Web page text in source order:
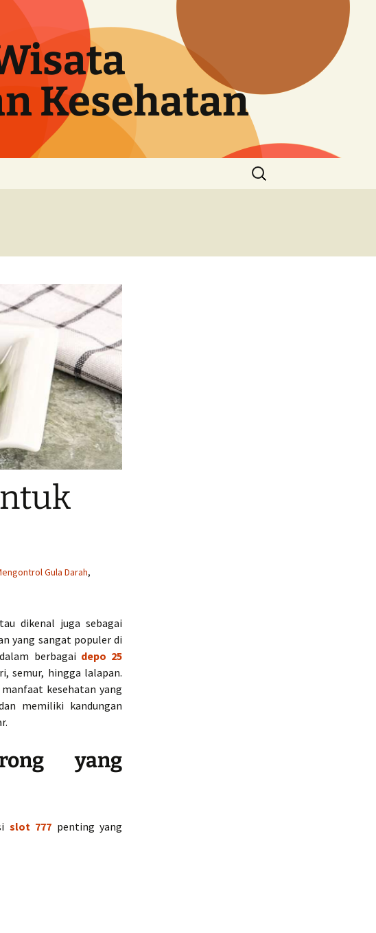
Kesehatan
Cari
untuk:
Gula Darah,
dikenal juga sebagai
yang sangat populer di
berbagai depo 25
semur, hingga lalapan.
kesehatan yang
memiliki kandungan
yang
slot 777 penting yang